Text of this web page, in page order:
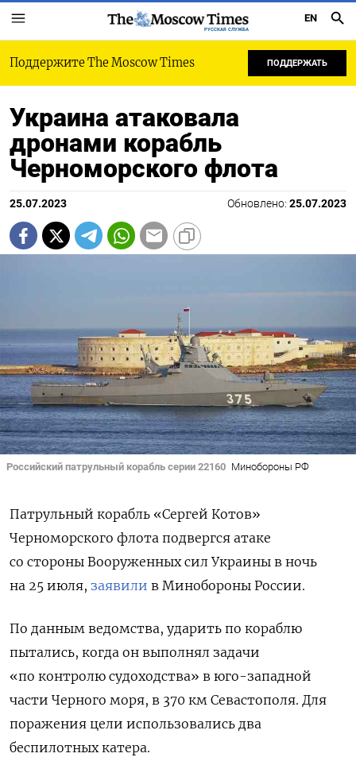
РУССКАЯ СЛУЖБА
EN
Поддержите The Moscow Times ПОДДЕРЖАТЬ
Украина атаковала
дронами корабль
Черноморского флота
25.07.2023 Обновлено: 25.07.2023
Российский патрульный корабль серии 22160 Минобороны РФ
Патрульный корабль «Сергей Котов»
Черноморского флота подвергся атаке
со стороны Вооруженных сил Украины в ночь
на 25 июля, заявили в Минобороны России.
По данным ведомства, ударить по кораблю
пытались, когда он выполнял задачи
«по контролю судоходства» в юго-западной
части Черного моря, в 370 км Севастополя. Для
поражения цели использовались два
беспилотных катера.